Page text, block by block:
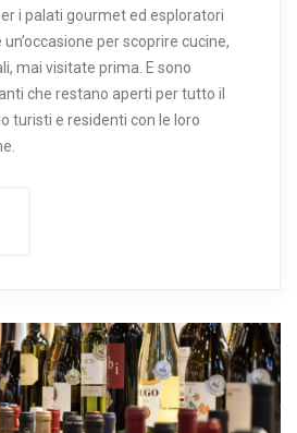
i palati gourmet ed esploratori
per scoprire cucine,
mai visitate prima. E sono
che restano aperti per tutto il
turisti e residenti con le loro